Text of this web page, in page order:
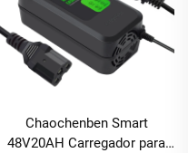
Chaochenben Smart
48V20AH Carregador para